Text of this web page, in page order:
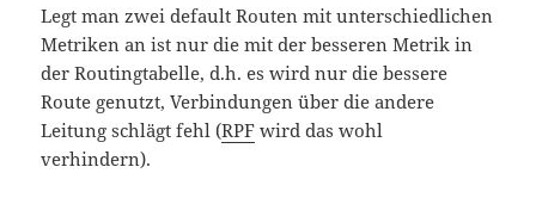
Legt man zwei default Routen mit unterschiedlichen
Metriken an ist nur die mit der besseren Metrik in
der Routingtabelle, d.h. es wird nur die bessere
Route genutzt, Verbindungen über die andere
Leitung schlägt fehl (RPF wird das wohl
verhindern).